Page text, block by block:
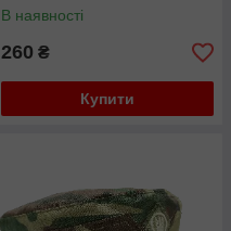
В наявності
260 ₴
Купити